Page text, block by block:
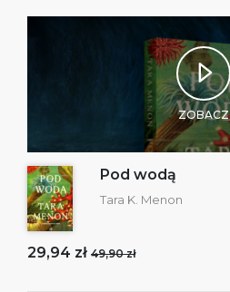
ZOBACZ
Pod wodą
Tara K. Menon
29,94 zł 49,90 zł